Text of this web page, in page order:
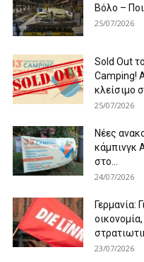
Βόλο –
25/07/2026
Sold Out
Camping!
κλείσιμο
25/07/2026
Νέες
κάμπινγκ
στο...
24/07/2026
Γερμανία:
οικονομία,
23/07/2026